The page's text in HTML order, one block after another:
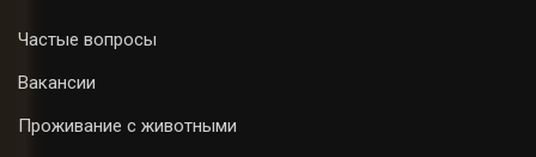
Частые вопросы
Вакансии
Проживание с животными